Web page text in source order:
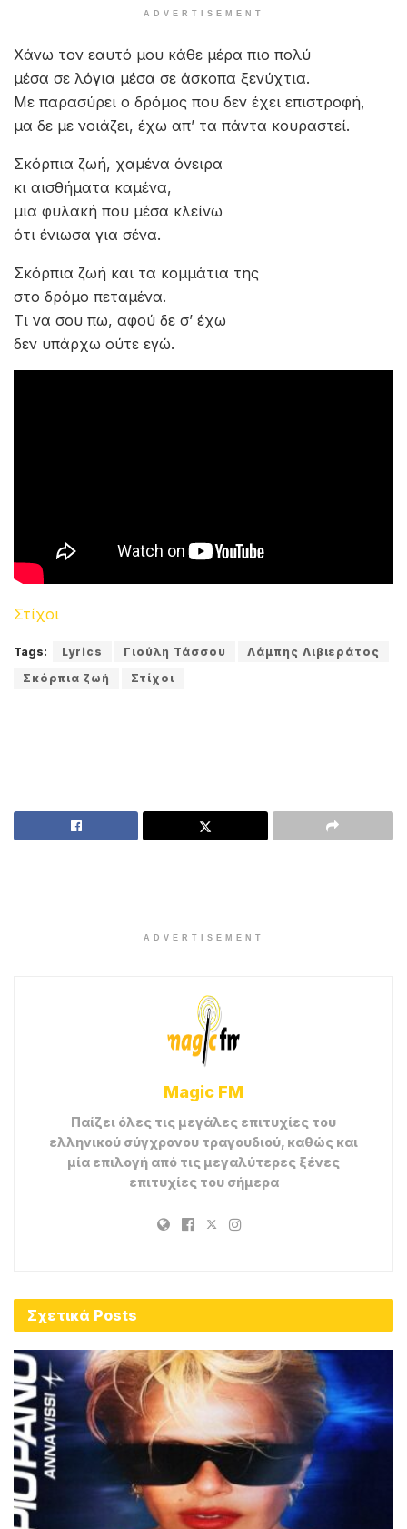
ADVERTISEMENT
Χάνω τον εαυτό μου κάθε μέρα πιο πολύ
μέσα σε λόγια μέσα σε άσκοπα ξενύχτια.
Με παρασύρει ο δρόμος που δεν έχει επιστροφή,
μα δε με νοιάζει, έχω απ’ τα πάντα κουραστεί.
Σκόρπια ζωή, χαμένα όνειρα
κι αισθήματα καμένα,
μια φυλακή που μέσα κλείνω
ότι ένιωσα για σένα.
Σκόρπια ζωή και τα κομμάτια της
στο δρόμο πεταμένα.
Τι να σου πω, αφού δε σ’ έχω
δεν υπάρχω ούτε εγώ.
Στίχοι
Tags: Lyrics Γιούλη Τάσσου
Λάμπης Λιβιεράτος
Σκόρπια ζωή
Στίχοι
ADVERTISEMENT
Magic FM
Παίζει όλες τις μεγάλες επιτυχίες του
ελληνικού σύγχρονου τραγουδιού, καθώς και
μία επιλογή από τις μεγαλύτερες ξένες
επιτυχίες του σήμερα
Σχετικά Posts